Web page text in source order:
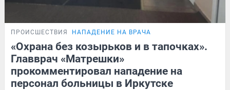
ПРОИСШЕСТВИЯ НАПАДЕНИЕ НА ВРАЧА
«Охрана без козырьков и в тапочках».
Главврач «Матрешки»
прокомментировал нападение на
персонал больницы в Иркутске